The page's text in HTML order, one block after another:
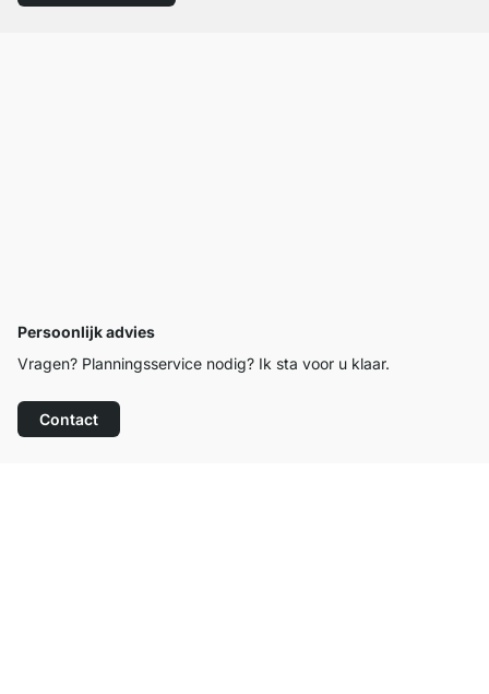
Persoonlijk advies
Vragen? Planningsservice nodig? Ik sta voor u klaar.
Contact